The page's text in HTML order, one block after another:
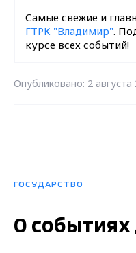
Самые свежие и
ГТРК "Владимир".
курсе всех событий!
Опубликовано: 2 августа
ГОСУДАРСТВО
О событиях